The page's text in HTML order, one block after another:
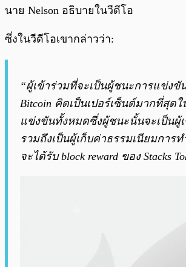
นาย Nelson อธิบายในวีดีโอ
ซึ่งในวีดีโอเขากล่าวว่า:
“ผู้เข้าร่วมที่จะเป็นผู้ชนะการแข่งขั
Bitcoin คิดเป็นเปอร์เซ็นต์มากที่สุด
แข่งขันทั้งหมดซึ่งผู้ชนะนั้นจะเป็นผู้เ
รวมถึงเป็นผู้เก็บค่าธรรมเนียมการ
จะได้รับ block reward ของ Stacks